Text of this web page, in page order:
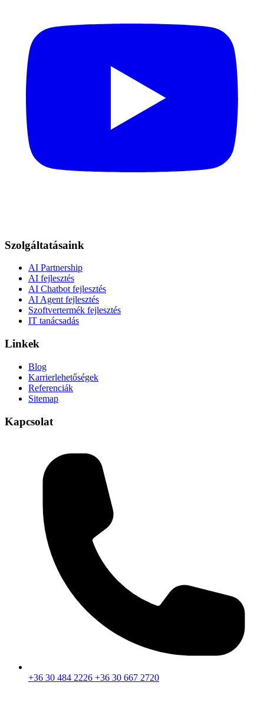
Szolgáltatásaink
AI Partnership
AI fejlesztés
AI Chatbot fejlesztés
AI Agent fejlesztés
Szoftvertermék fejlesztés
IT tanácsadás
Linkek
Blog
Karrierlehetőségek
Referenciák
Sitemap
Kapcsolat
+36 30 484 2226 +36 30 667 2720